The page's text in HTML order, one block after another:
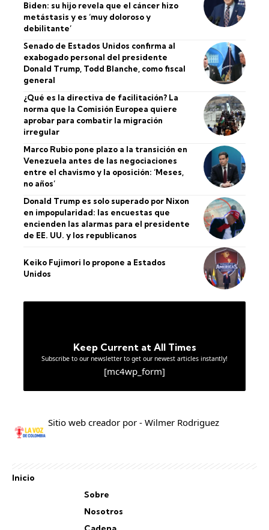
Biden: su hijo revela que el cáncer hizo
metástasis y es ‘muy doloroso y
debilitante’
Senado de Estados Unidos confirma al
exabogado personal del presidente
Donald Trump, Todd Blanche, como fiscal
general
¿Qué es la directiva de facilitación? La
norma que la Comisión Europea quiere
aprobar para combatir la migración
irregular
Marco Rubio pone plazo a la transición en
Venezuela antes de las negociaciones
entre el chavismo y la oposición: ‘Meses,
no años’
Donald Trump es solo superado por Nixon
en impopularidad: las encuestas que
encienden las alarmas para el presidente
de EE. UU. y los republicanos
Keiko Fujimori lo propone a Estados
Unidos
Keep Current at All Times
Subscribe to our newsletter to get our newest articles instantly!
[mc4wp_form]
Sitio web creador por - Wilmer Rodriguez
Inicio
Sobre
Nosotros